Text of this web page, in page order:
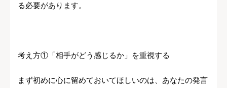
る必要があります。
考え方①「相手がどう感じるか」を重視する
まず初めに心に留めておいてほしいのは、あなたの発言